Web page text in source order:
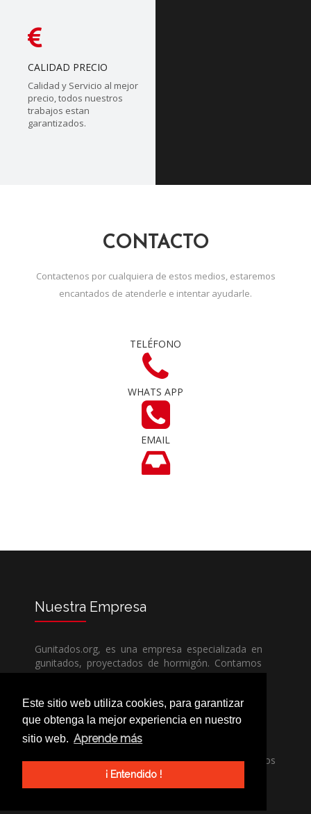
Este sitio web utiliza cookies, para garantizar
que obtenga la mejor experiencia en nuestro
sitio web. Aprende más
¡ Entendido !
CALIDAD PRECIO
Calidad y Servicio al mejor
precio, todos nuestros
trabajos estan
garantizados.
CONTACTO
Contactenos por cualquiera de estos medios, estaremos
encantados de atenderle e intentar ayudarle.
TELÉFONO
WHATS APP
EMAIL
Nuestra Empresa
Gunitados.org, es una empresa especializada en
gunitados, proyectados de hormigón. Contamos
con todos los medios humanos y técnicos, para
competencia.
Si necesita una empresa de gunitados, no dude
en llamarnos, nuestros técnicos estran encantados
de poder ayudarle, ya sea usted particular o
profesional.